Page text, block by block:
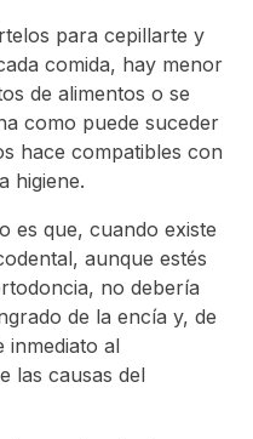
para cepillarte y
comida, hay menor
de alimentos o se
como puede suceder
hace compatibles con
higiene.
es que, cuando existe
aunque estés
no debería
de la encía y, de
inmediato al
las causas del